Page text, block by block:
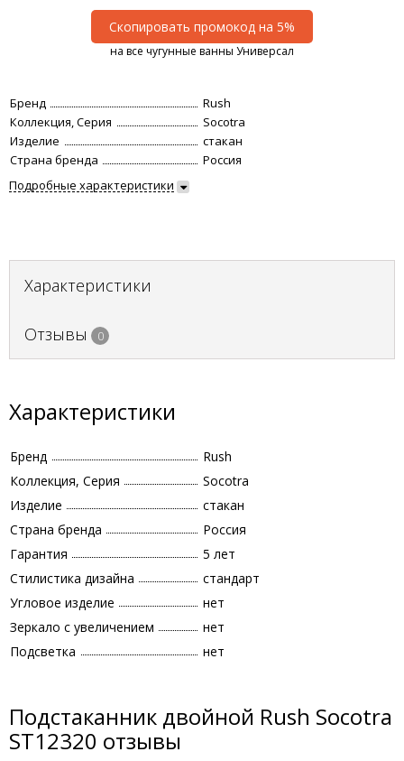
Скопировать промокод на 5%
на все чугунные ванны Универсал
Бренд
Rush
Коллекция, Серия
Socotra
Изделие
стакан
Страна бренда
Россия
Подробные характеристики
Характеристики
Отзывы 0
Характеристики
Бренд
Rush
Коллекция, Серия
Socotra
Изделие
стакан
Страна бренда
Россия
Гарантия
5 лет
Стилистика дизайна
стандарт
Угловое изделие
нет
Зеркало с увеличением
нет
Подсветка
нет
Подстаканник двойной Rush Socotra
ST12320 отзывы